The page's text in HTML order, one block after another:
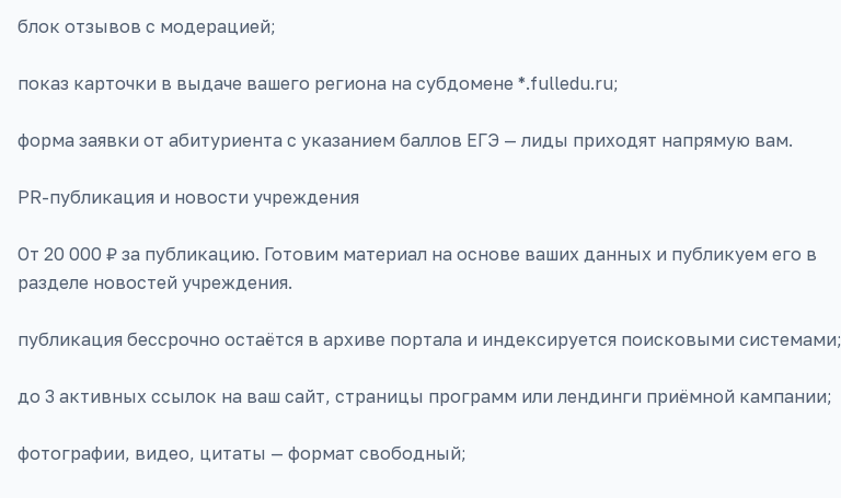
блок отзывов с модерацией;
показ карточки в выдаче вашего региона на субдомене *.fulledu.ru;
форма заявки от абитуриента с указанием баллов ЕГЭ — лиды приходят напрямую вам.
PR-публикация и новости учреждения
От 20 000 ₽ за публикацию. Готовим материал на основе ваших данных и публикуем его в
разделе новостей учреждения.
публикация бессрочно остаётся в архиве портала и индексируется поисковыми системами;
до 3 активных ссылок на ваш сайт, страницы программ или лендинги приёмной кампании;
фотографии, видео, цитаты — формат свободный;